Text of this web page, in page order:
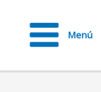
Main
Menu
Menú